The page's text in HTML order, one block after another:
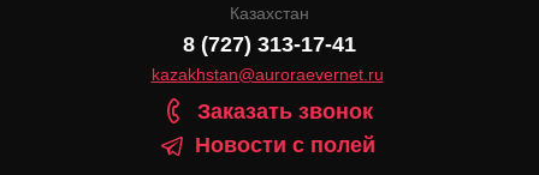
Казахстан
8 (727) 313-17-41
kazakhstan@auroraevernet.ru
Заказать звонок
Новости с полей